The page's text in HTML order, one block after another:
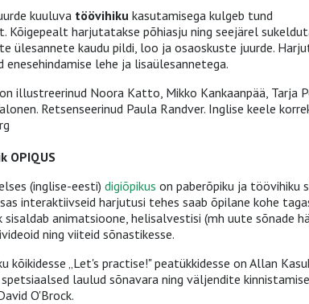
kuuluva töövihikukasutamisega kulgeb tund
Kõigepealt harjutatakse põhiasju ning seejärel
ülesannete kaudu pildi, loo ja osaoskuste juurde.
enesehindamise lehe ja lisaülesannetega.
illustreerinud Noora Katto, Mikko Kankaanpää, Tarja
Retsenseerinud Paula Randver. Inglise keele
OPIQUS
(inglise-eesti) digiõpikus on paberõpiku ja töövihiku
interaktiivseid harjutusi tehes saab õpilane kohe
sisaldab animatsioone, helisalvestisi (mh uute sõnade
ning viiteid sõnastikesse.
kõikidesse „Let's practise!" peatükkidesse on Allan
laulud sõnavara ning väljendite
O'Brock.